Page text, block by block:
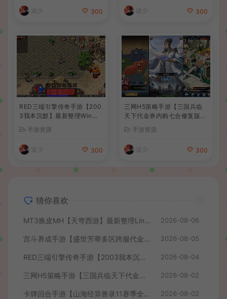
波少 300
+安卓+详细搭建教程
波少 300
RED三端引擎传奇手游【200
3我本沉默】最新整理Win系
服务端+安卓苹果PC三端+详
细搭建教程
手游资源
波少 300
三网H5策略手游【三国兵临
天下代金券内购七合修复版】
最新整理单机一键即玩镜像端
+Linux手工服务端+管理后台
+GM授权后台+简易安卓客户
端+详细搭建教程+视频教程
手游资源
波少 300
猜你喜欢
MT3换皮MH【天穹西游】最新整理Linux手工服务端+安卓苹果双端+GM后台+详细搭建教程+全套源码+视频教程 2026-08-06
宫斗养成手游【盛世芳華多区跨服代金券本地优化版】最新整理单机一键即玩端+Linux手工服务端+CDK授权后台+安卓+详细搭建教程 2026-08-05
RED三端引擎传奇手游【2003我本沉默】最新整理Win系服务端+安卓苹果PC三端+详细搭建教程 2026-08-04
三网H5策略手游【三国兵临天下代金券内购七合修复版】最新整理单机一键即玩镜像端+Linux手工服务端+管理后台+GM授权后台+简易安卓客户端+详细搭建教程+视频教程 2026-08-02
卡牌回合手游【山海经异兽录11赛季全人物代金券内购版】最新整理WIN系服务端+授权GM后台+管理后台+热更修改工具+安卓+详细搭建教程 2026-08-02